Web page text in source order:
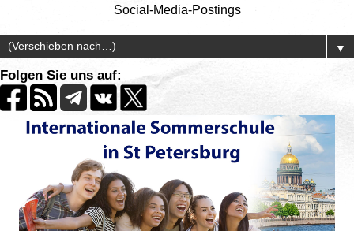
Social-Media-Postings
▼
Folgen Sie uns auf: